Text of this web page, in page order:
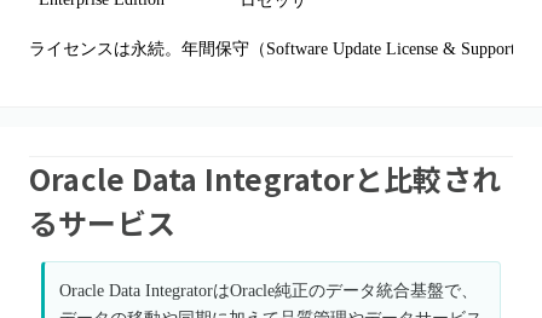
ライセンスは永続。年間保守（Software Update License & Support
Oracle Data Integratorと比較され
るサービス
Oracle Data IntegratorはOracle純正のデータ統合基盤で、